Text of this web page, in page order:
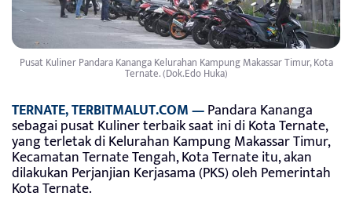
Pusat Kuliner Pandara Kananga Kelurahan Kampung Makassar Timur, Kota
Ternate. (Dok.Edo Huka)
TERNATE, TERBITMALUT.COM —Pandara Kananga
sebagai pusat Kuliner terbaik saat ini di Kota Ternate,
yang terletak di Kelurahan Kampung Makassar Timur,
Kecamatan Ternate Tengah, Kota Ternate itu, akan
dilakukan Perjanjian Kerjasama (PKS) oleh Pemerintah
Kota Ternate.